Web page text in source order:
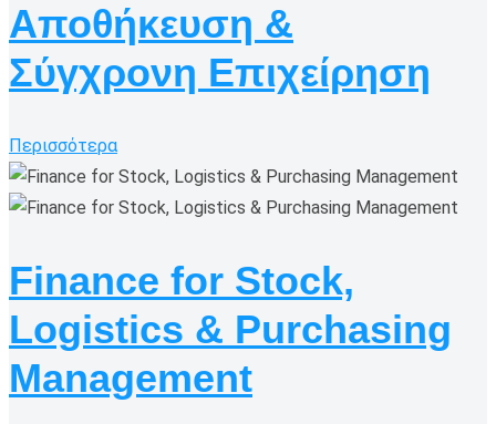
Αποθήκευση &
Σύγχρονη Επιχείρηση
Περισσότερα
Finance for Stock,
Logistics & Purchasing
Management